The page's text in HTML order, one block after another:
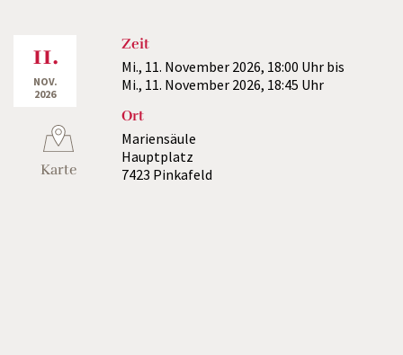
11.
NOV.
2026
Karte
Zeit
Mi., 11. November 2026, 18:00 Uhr bis
Mi., 11. November 2026, 18:45 Uhr
Ort
Mariensäule
Hauptplatz
7423 Pinkafeld